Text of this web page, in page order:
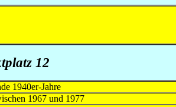
12
1940er-Jahre
1967 und 1977